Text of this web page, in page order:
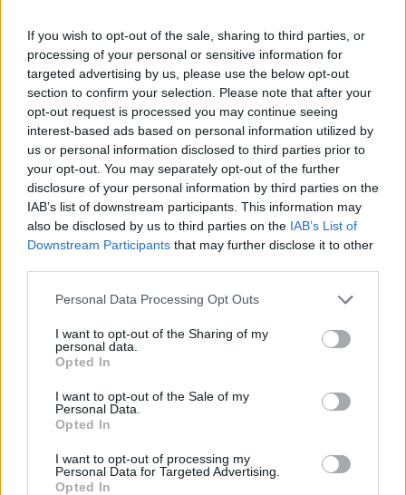
If you wish to opt-out of the sale, sharing to third parties, or
processing of your personal or sensitive information for
targeted advertising by us, please use the below opt-out
section to confirm your selection. Please note that after your
opt-out request is processed you may continue seeing
interest-based ads based on personal information utilized by
us or personal information disclosed to third parties prior to
your opt-out. You may separately opt-out of the further
disclosure of your personal information by third parties on the
IAB’s list of downstream participants. This information may
also be disclosed by us to third parties on the IAB’s List of
Downstream Participants that may further disclose it to other
Personal Data Processing Opt Outs
I want to opt-out of the Sharing of my
personal data.
Opted In
I want to opt-out of the Sale of my
Personal Data.
Opted In
I want to opt-out of processing my
Personal Data for Targeted Advertising.
Opted In